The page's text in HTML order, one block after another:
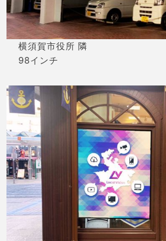
横須賀市役所 隣
98インチ